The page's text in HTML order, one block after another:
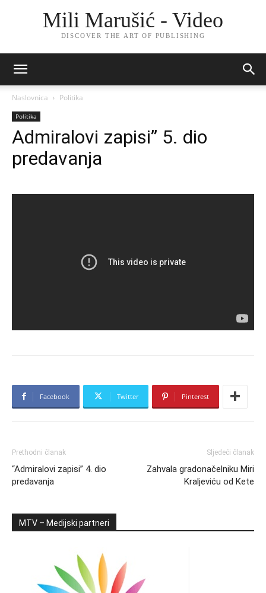
Mili Marušić - Video
DISCOVER THE ART OF PUBLISHING
Naslovnica Politika
Politika
Admiralovi zapisi” 5. dio
predavanja
Facebook Twitter Pinterest
Prethodni članak
“Admiralovi zapisi” 4. dio
predavanja
Sljedeći članak
Zahvala gradonačelniku Miri
Kraljeviću od Kete
MTV – Medijski partneri